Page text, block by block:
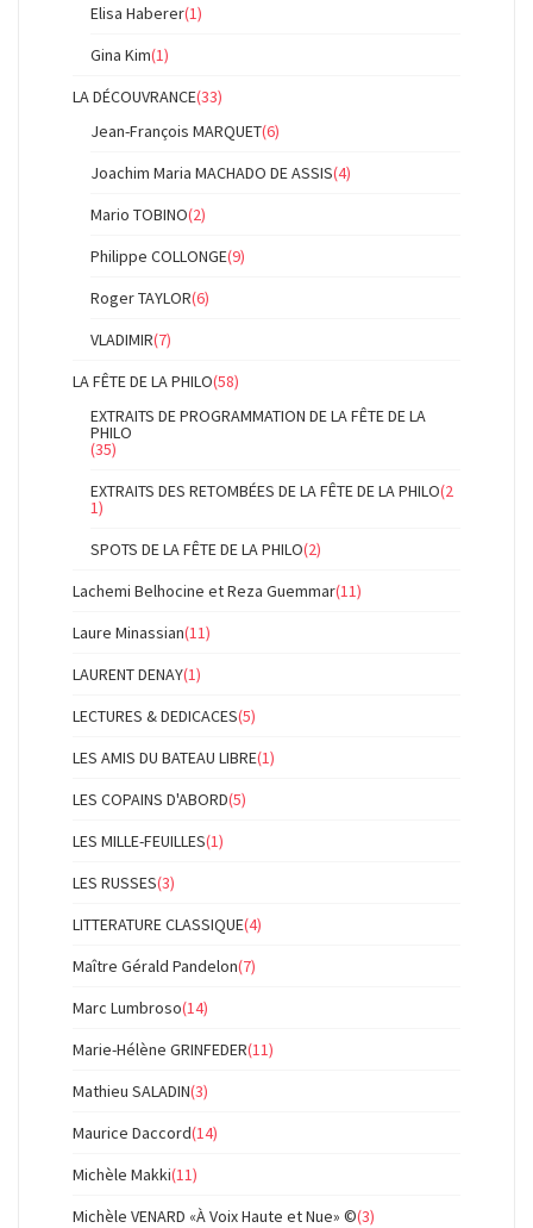
Elisa Haberer(1)
Gina Kim(1)
LA DÉCOUVRANCE(33)
Jean-François MARQUET(6)
Joachim Maria MACHADO DE ASSIS(4)
Mario TOBINO(2)
Philippe COLLONGE(9)
Roger TAYLOR(6)
VLADIMIR(7)
LA FÊTE DE LA PHILO(58)
EXTRAITS DE PROGRAMMATION DE LA FÊTE DE LA
PHILO
(35)
EXTRAITS DES RETOMBÉES DE LA FÊTE DE LA PHILO(2
1)
SPOTS DE LA FÊTE DE LA PHILO(2)
Lachemi Belhocine et Reza Guemmar(11)
Laure Minassian(11)
LAURENT DENAY(1)
LECTURES & DEDICACES(5)
LES AMIS DU BATEAU LIBRE(1)
LES COPAINS D'ABORD(5)
LES MILLE-FEUILLES(1)
LES RUSSES(3)
LITTERATURE CLASSIQUE(4)
Maître Gérald Pandelon(7)
Marc Lumbroso(14)
Marie-Hélène GRINFEDER(11)
Mathieu SALADIN(3)
Maurice Daccord(14)
Michèle Makki(11)
Michèle VENARD «À Voix Haute et Nue» ©(3)